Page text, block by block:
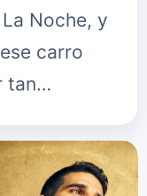
Noche, y
carro
tan…